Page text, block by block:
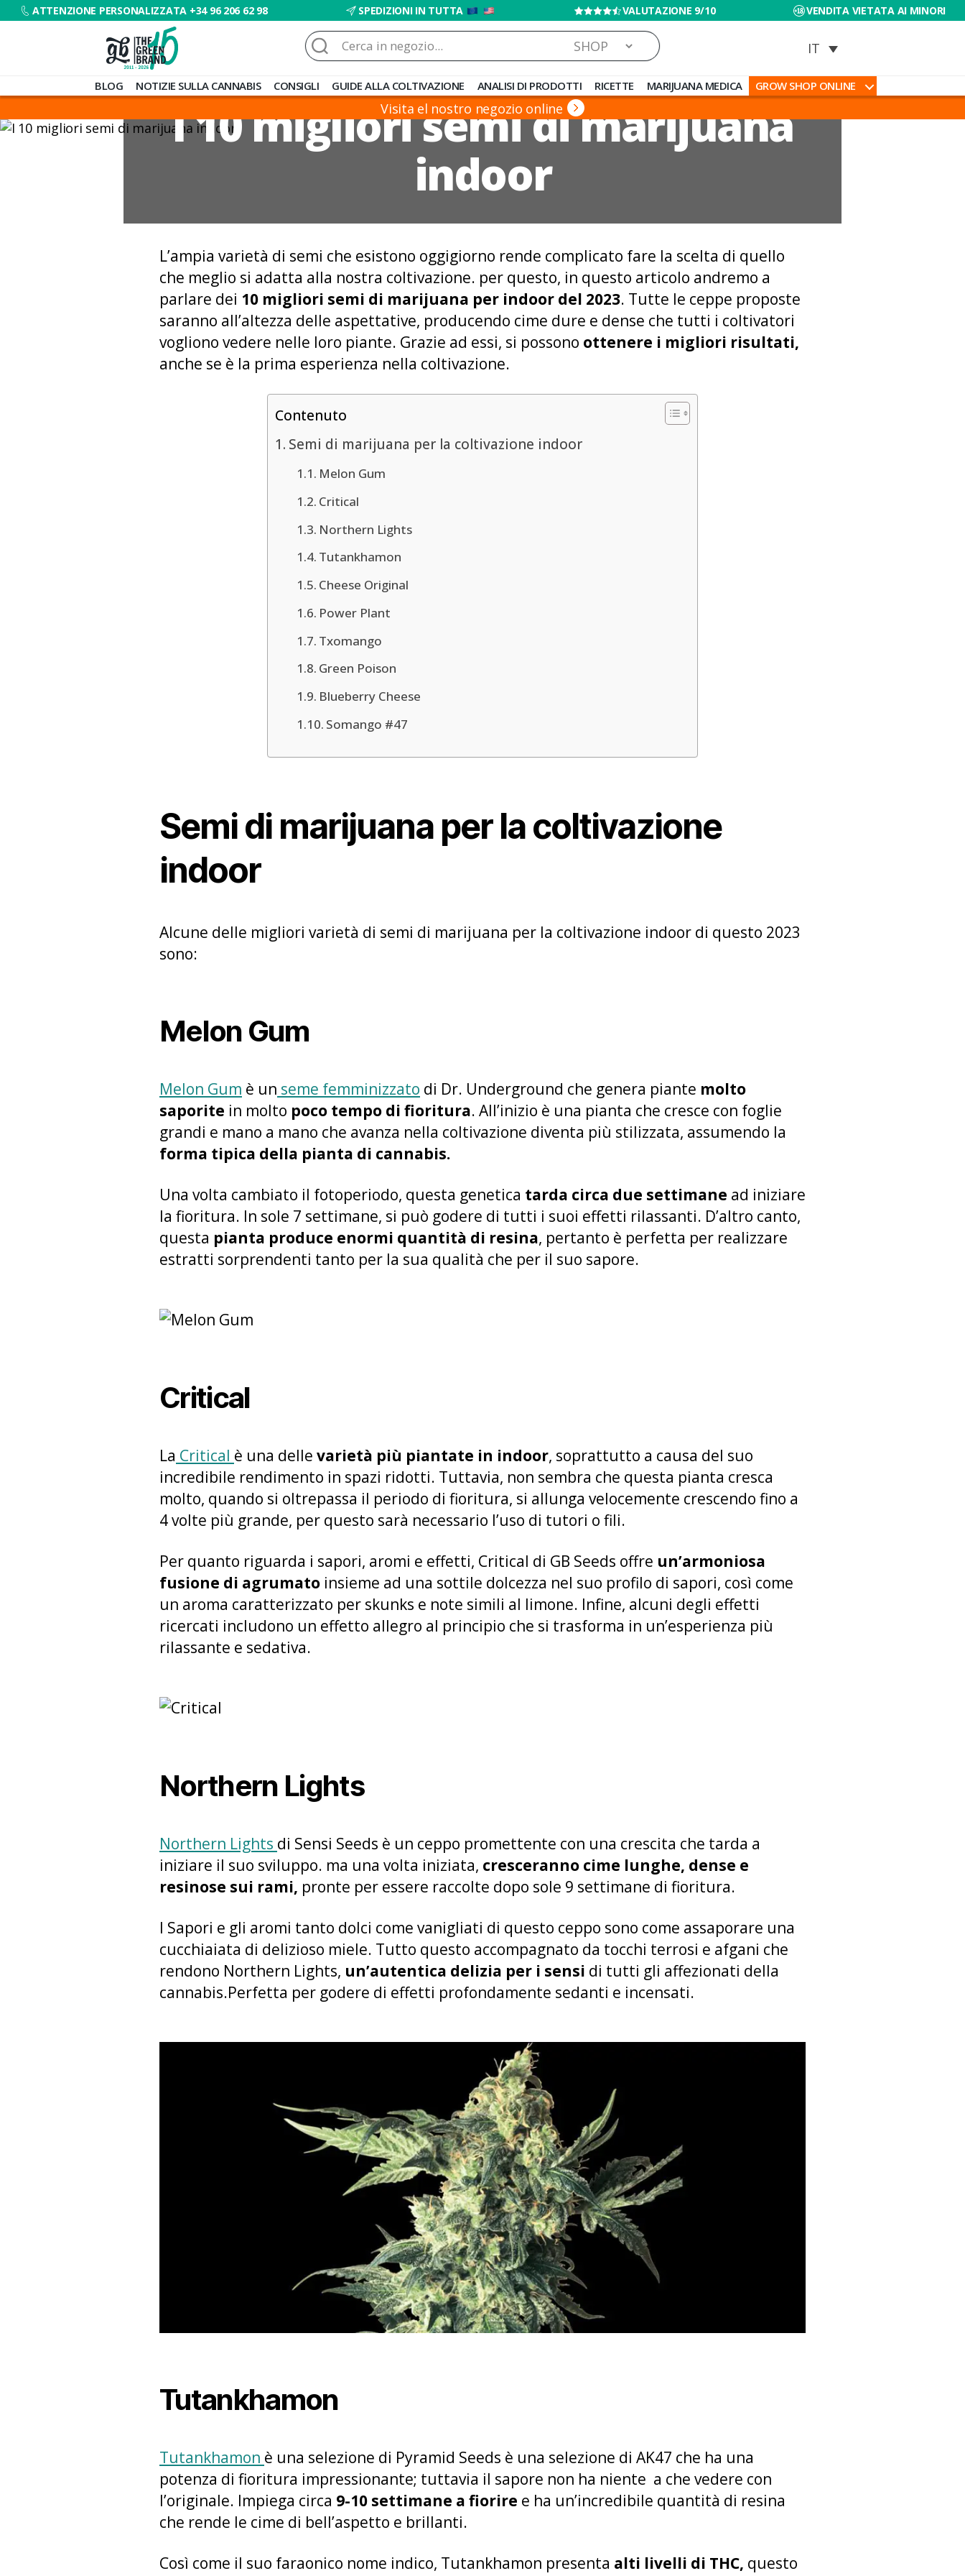
ATTENZIONE PERSONALIZZATA +34 96 206 62 98 SPEDIZIONI IN TUTTA VALUTAZIONE 9/10 VENDITA VIETATA AI MINORI
de
Barato
Cerca:
BLOG NOTIZIE SULLA CANNABIS CONSIGLI GUIDE ALLA COLTIVAZIONE ANALISI DI PRODOTTI RICETTE MARIJUANA MEDICA GROW SHOP ONLINE
Visita el nostro negozio online
I 10 migliori semi di marijuana
indoor
L’ampia varietà di semi che esistono oggigiorno rende complicato fare la scelta di quello
che meglio si adatta alla nostra coltivazione. per questo, in questo articolo andremo a
parlare dei 10 migliori semi di marijuana per indoor del 2023. Tutte le ceppe proposte
saranno all’altezza delle aspettative, producendo cime dure e dense che tutti i coltivatori
vogliono vedere nelle loro piante. Grazie ad essi, si possono ottenere i migliori risultati,
anche se è la prima esperienza nella coltivazione.
Contenuto
Semi di marijuana per la coltivazione indoor
Melon Gum
Critical
Northern Lights
Tutankhamon
Cheese Original
Power Plant
Txomango
Green Poison
Blueberry Cheese
Somango #47
Semi di marijuana per la coltivazione
indoor
Alcune delle migliori varietà di semi di marijuana per la coltivazione indoor di questo 2023
sono:
Melon Gum
Melon Gum è un seme femminizzato di Dr. Underground che genera piante molto
saporite in molto poco tempo di fioritura. All’inizio è una pianta che cresce con foglie
grandi e mano a mano che avanza nella coltivazione diventa più stilizzata, assumendo la
forma tipica della pianta di cannabis.
Una volta cambiato il fotoperiodo, questa genetica tarda circa due settimane ad iniziare
la fioritura. In sole 7 settimane, si può godere di tutti i suoi effetti rilassanti. D’altro canto,
questa pianta produce enormi quantità di resina, pertanto è perfetta per realizzare
estratti sorprendenti tanto per la sua qualità che per il suo sapore.
Critical
La Critical è una delle varietà più piantate in indoor, soprattutto a causa del suo
incredibile rendimento in spazi ridotti. Tuttavia, non sembra che questa pianta cresca
molto, quando si oltrepassa il periodo di fioritura, si allunga velocemente crescendo fino a
4 volte più grande, per questo sarà necessario l’uso di tutori o fili.
Per quanto riguarda i sapori, aromi e effetti, Critical di GB Seeds offre un’armoniosa
fusione di agrumato insieme ad una sottile dolcezza nel suo profilo di sapori, così come
un aroma caratterizzato per skunks e note simili al limone. Infine, alcuni degli effetti
ricercati includono un effetto allegro al principio che si trasforma in un’esperienza più
rilassante e sedativa.
Northern Lights
Northern Lights di Sensi Seeds è un ceppo promettente con una crescita che tarda a
iniziare il suo sviluppo. ma una volta iniziata, cresceranno cime lunghe, dense e
resinose sui rami, pronte per essere raccolte dopo sole 9 settimane di fioritura.
I Sapori e gli aromi tanto dolci come vanigliati di questo ceppo sono come assaporare una
cucchiaiata di delizioso miele. Tutto questo accompagnato da tocchi terrosi e afgani che
rendono Northern Lights, un’autentica delizia per i sensi di tutti gli affezionati della
cannabis.Perfetta per godere di effetti profondamente sedanti e incensati.
Tutankhamon
Tutankhamon è una selezione di Pyramid Seeds è una selezione di AK47 che ha una
potenza di fioritura impressionante; tuttavia il sapore non ha niente a che vedere con
l’originale. Impiega circa 9-10 settimane a fiorire e ha un’incredibile quantità di resina
che rende le cime di bell’aspetto e brillanti.
Così come il suo faraonico nome indico, Tutankhamon presenta alti livelli di THC, questo